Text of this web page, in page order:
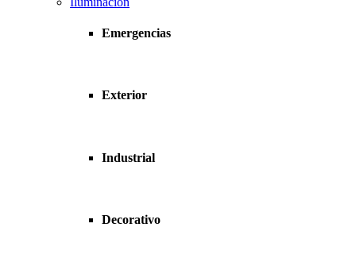
Emergencias
Exterior
Industrial
Decorativo